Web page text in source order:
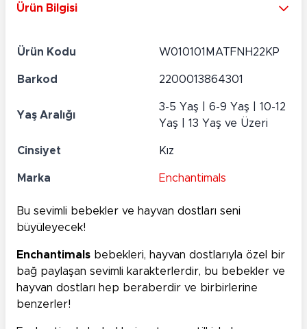
Ürün Bilgisi
Ürün Kodu W010101MATFNH22KP
Barkod 2200013864301
Yaş Aralığı
3-5 Yaş | 6-9 Yaş | 10-12
Yaş | 13 Yaş ve Üzeri
Cinsiyet Kız
Marka Enchantimals
Bu sevimli bebekler ve hayvan dostları seni
büyüleyecek!
Enchantimals bebekleri, hayvan dostlarıyla özel bir
bağ paylaşan sevimli karakterlerdir, bu bebekler ve
hayvan dostları hep beraberdir ve birbirlerine
benzerler!